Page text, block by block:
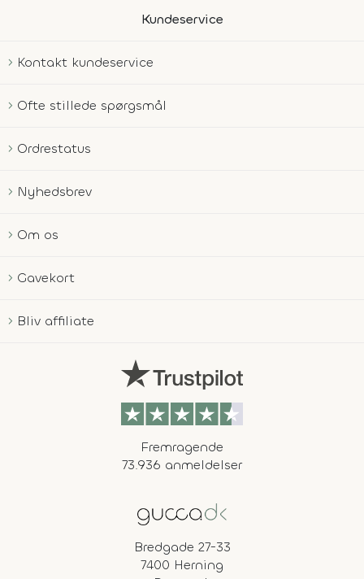
Kundeservice
Kontakt kundeservice
Ofte stillede spørgsmål
Ordrestatus
Nyhedsbrev
Om os
Gavekort
Bliv affiliate
Fremragende
73.936 anmeldelser
Bredgade 27-33
7400 Herning